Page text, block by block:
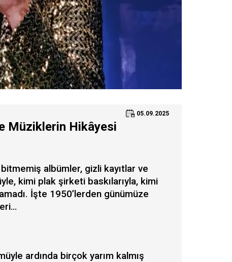
05.09.2025
Müziklerin Hikâyesi
albümler, gizli kayıtlar ve
kimi plak şirketi baskılarıyla, kimi
İşte 1950’lerden günümüze
ardında birçok yarım kalmış